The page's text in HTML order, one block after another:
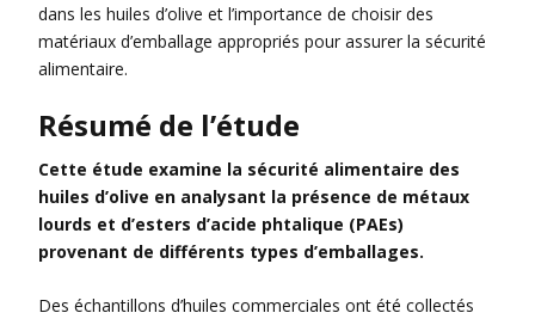
dans les huiles d’olive et l’importance de choisir des
matériaux d’emballage appropriés pour assurer la sécurité
alimentaire.
Résumé de l’étude
Cette étude examine la sécurité alimentaire des
huiles d’olive en analysant la présence de métaux
lourds et d’esters d’acide phtalique (PAEs)
provenant de différents types d’emballages.
Des échantillons d’huiles commerciales ont été collectés